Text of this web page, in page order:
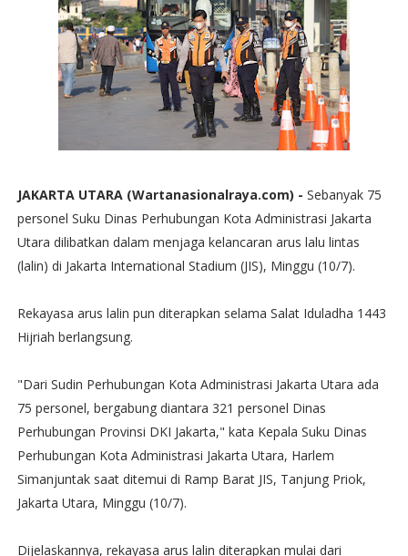
JAKARTA UTARA (Wartanasionalraya.com) - Sebanyak 75
personel Suku Dinas Perhubungan Kota Administrasi Jakarta
Utara dilibatkan dalam menjaga kelancaran arus lalu lintas
(lalin) di Jakarta International Stadium (JIS), Minggu (10/7).
Rekayasa arus lalin pun diterapkan selama Salat Iduladha 1443
Hijriah berlangsung.
"Dari Sudin Perhubungan Kota Administrasi Jakarta Utara ada
75 personel, bergabung diantara 321 personel Dinas
Perhubungan Provinsi DKI Jakarta," kata Kepala Suku Dinas
Perhubungan Kota Administrasi Jakarta Utara, Harlem
Simanjuntak saat ditemui di Ramp Barat JIS, Tanjung Priok,
Jakarta Utara, Minggu (10/7).
Dijelaskannya, rekayasa arus lalin diterapkan mulai dari